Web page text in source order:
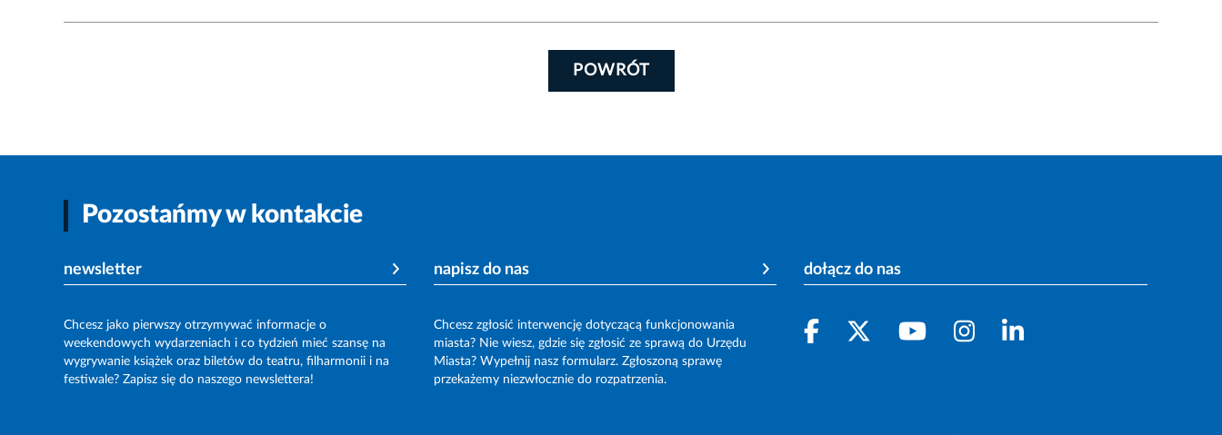
POWRÓT
Pozostańmy w kontakcie
newsletter
Chcesz jako pierwszy otrzymywać informacje o
weekendowych wydarzeniach i co tydzień mieć szansę na
wygrywanie książek oraz biletów do teatru, filharmonii i na
festiwale? Zapisz się do naszego newslettera!
napisz do nas
Chcesz zgłosić interwencję dotyczącą funkcjonowania
miasta? Nie wiesz, gdzie się zgłosić ze sprawą do Urzędu
Miasta? Wypełnij nasz formularz. Zgłoszoną sprawę
przekażemy niezwłocznie do rozpatrzenia.
dołącz do nas